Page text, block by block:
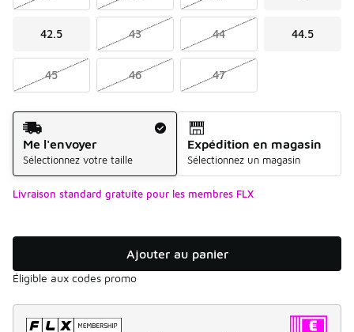
42.5 43 44 44.5
45 46 47
Mode d'expédition
Me l'envoyer
Sélectionnez votre taille
Expédition en magasin
Sélectionnez un magasin
Livraison standard gratuite pour les membres FLX
Ajouter au panier
Éligible aux codes promo